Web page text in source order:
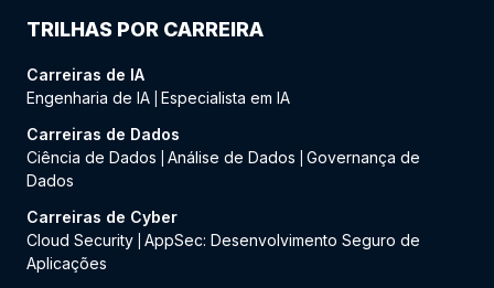
TRILHAS POR CARREIRA
Carreiras de IA
Engenharia de IA Especialista em IA
Carreiras de Dados
Ciência de Dados
Análise de Dados
Governança de
Dados
Carreiras de Cyber
Cloud Security AppSec: Desenvolvimento Seguro de
Aplicações